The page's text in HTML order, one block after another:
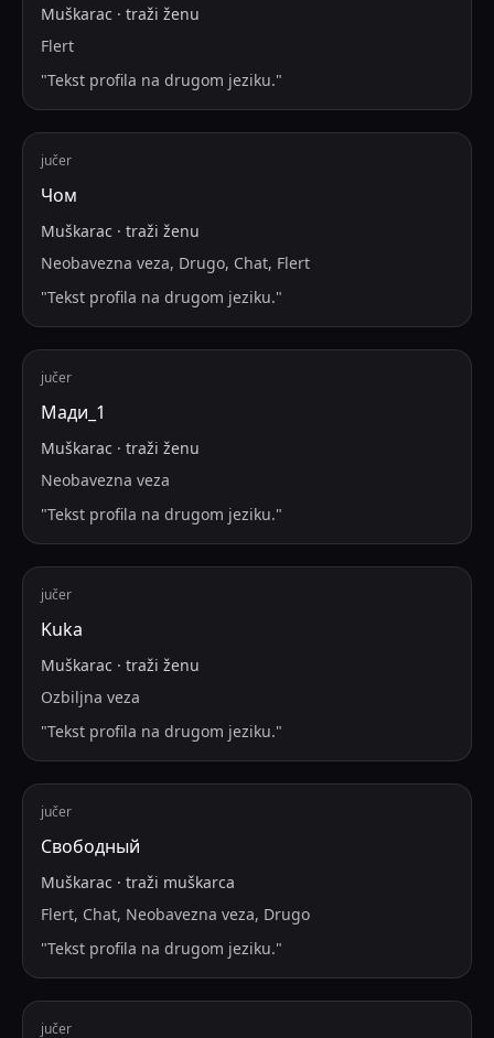
Muškarac · traži ženu
Flert
"Tekst profila na drugom jeziku."
jučer
Чом
Muškarac · traži ženu
Neobavezna veza, Drugo, Chat, Flert
"Tekst profila na drugom jeziku."
jučer
Мади_1
Muškarac · traži ženu
Neobavezna veza
"Tekst profila na drugom jeziku."
jučer
Kuka
Muškarac · traži ženu
Ozbiljna veza
"Tekst profila na drugom jeziku."
jučer
Свободный
Muškarac · traži muškarca
Flert, Chat, Neobavezna veza, Drugo
"Tekst profila na drugom jeziku."
jučer